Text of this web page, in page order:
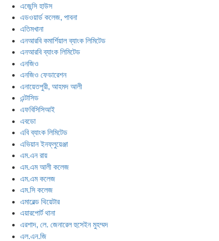
এজেন্সি হাউস
এডওয়ার্ড কলেজ, পাবনা
এতিমখানা
এনআরবি কমার্শিয়াল ব্যাংক লিমিটেড
এনআরবি ব্যাংক লিমিটেড
এনজিও
এনজিও ফেডারেশন
এনায়েতপুরী, আহমদ আলী
এন্টাসিড
এফবিসিসিআই
এবডো
এবি ব্যাংক লিমিটেড
এভিয়ান ইনফ্লুয়েঞ্জা
এম.এন রায়
এম.এম আলী কলেজ
এম.এম কলেজ
এম.সি কলেজ
এমারেল্ড থিয়েটার
এয়ারপোর্ট থানা
এরশাদ, লে. জেনারেল হুসেইন মুহম্মদ
এল.এন.জি